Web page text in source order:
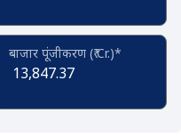
बाजार पूंजीकरण (₹ Cr.)*
13,847.37